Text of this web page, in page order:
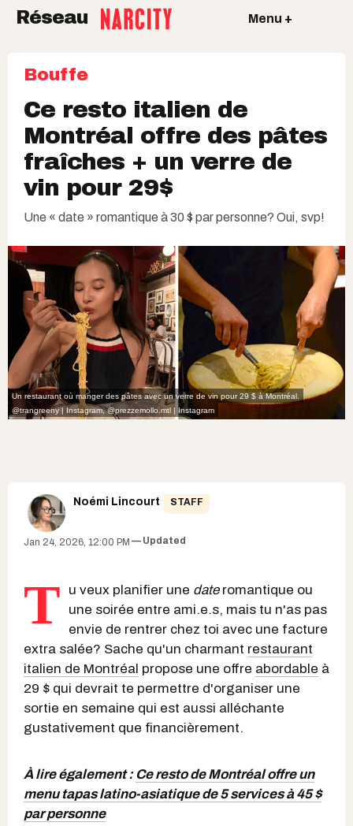
Réseau Menu +
Bouffe
Ce resto italien de
Montréal offre des pâtes
fraîches + un verre de
vin pour 29$
Une « date » romantique à 30 $ par personne? Oui, svp!
Un restaurant où manger des pâtes avec un verre de vin pour 29 $ à Montréal.
@trangreeny | Instagram,@prezzemollo.mtl | Instagram
Noémi Lincourt STAFF
Jan 24, 2026, 12:00 PM Updated
T u veux planifier une dateromantique ou
une soirée entre ami.e.s, mais tu n'as pas
envie de rentrer chez toi avec une facture
extra salée? Sache qu'un charmant restaurant
italien de Montréal propose une offre abordable à
29 $ qui devrait te permettre d'organiser une
sortie en semaine qui est aussi alléchante
gustativement que financièrement.
À lire également : Ce resto de Montréal offre un
menu tapas latino-asiatique de 5 services à 45 $
par personne